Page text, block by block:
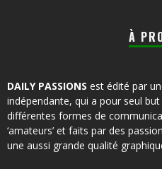
À
DAILY PASSIONS est édité par
indépendante, qui a pour seul
différentes formes de
‘amateurs’ et faits par des
une aussi grande qualité